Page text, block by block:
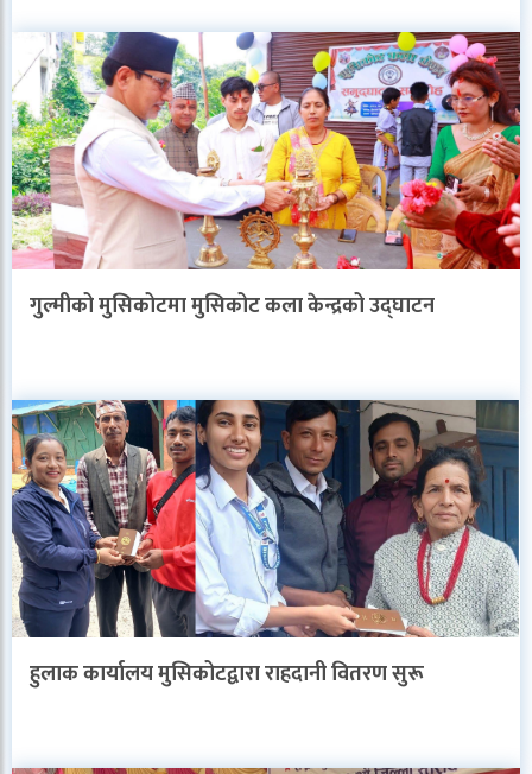
गुल्मीको मुसिकोटमा मुसिकोट कला केन्द्रको उद्घाटन
हुलाक कार्यालय मुसिकोटद्वारा राहदानी वितरण सुरू